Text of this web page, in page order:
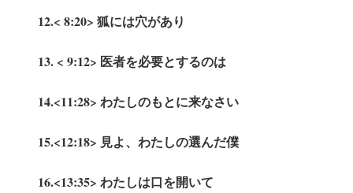
12.< 8:20> 狐には穴があり
13. < 9:12> 医者を必要とするのは
14.<11:28> わたしのもとに来なさい
15.<12:18> 見よ、わたしの選んだ僕
16.<13:35> わたしは口を開いて